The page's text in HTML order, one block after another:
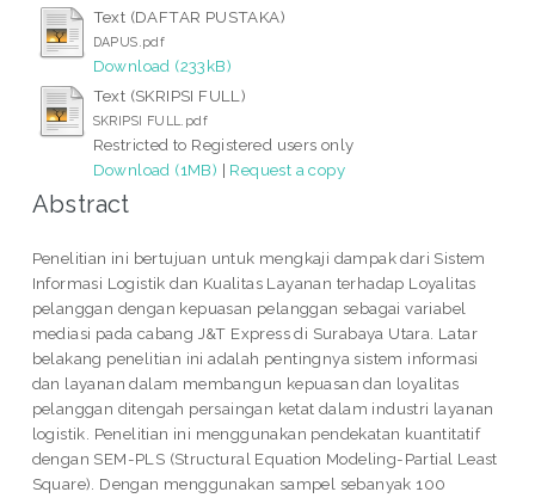
Text (DAFTAR PUSTAKA)
DAPUS.pdf
Download (233kB)
Text (SKRIPSI FULL)
SKRIPSI FULL.pdf
Restricted to Registered users only
Download (1MB) | Request a copy
Abstract
Penelitian ini bertujuan untuk mengkaji dampak dari Sistem
Informasi Logistik dan Kualitas Layanan terhadap Loyalitas
pelanggan dengan kepuasan pelanggan sebagai variabel
mediasi pada cabang J&T Express di Surabaya Utara. Latar
belakang penelitian ini adalah pentingnya sistem informasi
dan layanan dalam membangun kepuasan dan loyalitas
pelanggan ditengah persaingan ketat dalam industri layanan
logistik. Penelitian ini menggunakan pendekatan kuantitatif
dengan SEM-PLS (Structural Equation Modeling-Partial Least
Square). Dengan menggunakan sampel sebanyak 100